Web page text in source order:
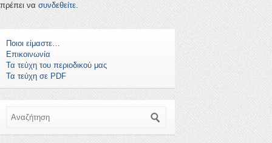
πρέπει να συνδεθείτε
Ποιοι είμαστε…
Επικοινωνία
Τα τεύχη του περιοδικού μας
Τα τεύχη σε PDF